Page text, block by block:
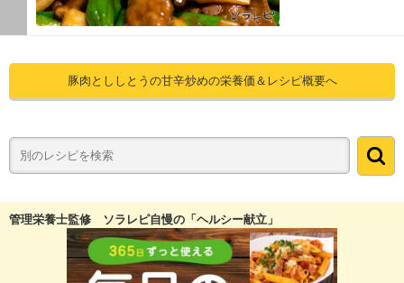
豚肉とししとうの甘辛炒めの栄養価＆レシピ概要へ
管理栄養士監修 ソラレピ自慢の「ヘルシー献立」